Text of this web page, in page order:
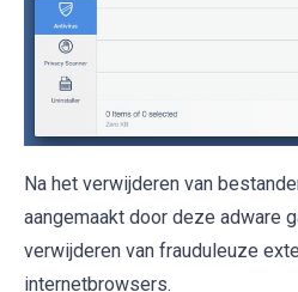
Na het verwijderen van
aangemaakt door deze adware
verwijderen van frauduleuze
internetbrowsers.